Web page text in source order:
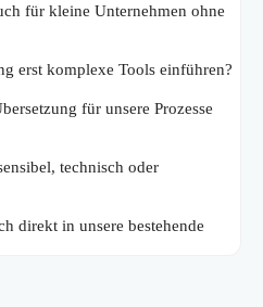
für kleine Unternehmen ohne
erst komplexe Tools einführen?
für unsere Prozesse
technisch oder
direkt in unsere bestehende